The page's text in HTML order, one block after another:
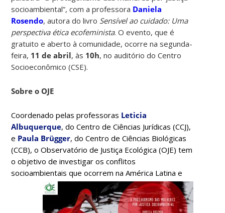
socioambiental”, com a professora Daniela
Rosendo, autora do livro Sensível ao cuidado: Uma
perspectiva ética ecofeminista. O evento, que é
gratuito e aberto à comunidade, ocorre na segunda-
feira, 11 de abril, às 10h, no auditório do Centro
Socioeconômico (CSE).
Sobre o OJE
Coordenado pelas professoras Leticia
Albuquerque, do Centro de Ciências Jurídicas (CCJ),
e Paula Brügger, do Centro de Ciências Biológicas
(CCB), o Observatório de Justiça Ecológica (OJE) tem
o objetivo de investigar os conflitos
socioambientais que ocorrem na América Latina e